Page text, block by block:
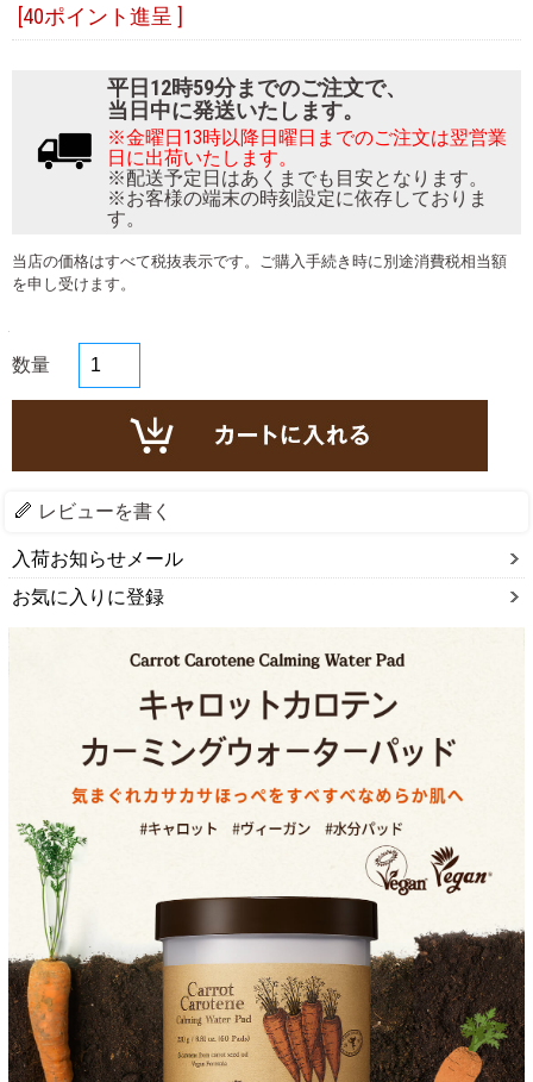
[40ポイント進呈 ]
平日12時59分までのご注文で、
当日中に発送いたします。
※金曜日13時以降日曜日までのご注文は翌営業
日に出荷いたします。
※配送予定日はあくまでも目安となります。
※お客様の端末の時刻設定に依存しておりま
す。
当店の価格はすべて税抜表示です。ご購入手続き時に別途消費税相当額
を申し受けます。
数量
レビューを書く
入荷お知らせメール
お気に入りに登録